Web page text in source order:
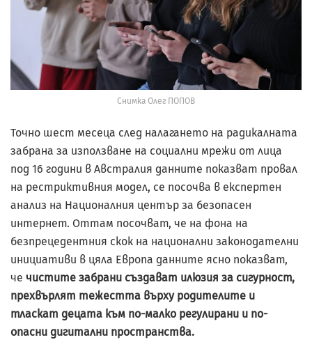
Снимка Олег ПОПОВ
Точно шест месеца след налагането на радикалната
забрана за използване на социални мрежи от лица
под 16 години в Австралия данните показват провал
на рестриктивния модел, се посочва в експертен
анализ на Националния център за безопасен
интернет. Оттам посочват, че на фона на
безпрецедентния скок на национални законодателни
инициативи в цяла Европа данните ясно показват,
че чистите забрани създават илюзия за сигурност,
прехвърлят тежестта върху родителите и
тласкат децата към по-малко регулирани и по-
опасни дигитални пространства.